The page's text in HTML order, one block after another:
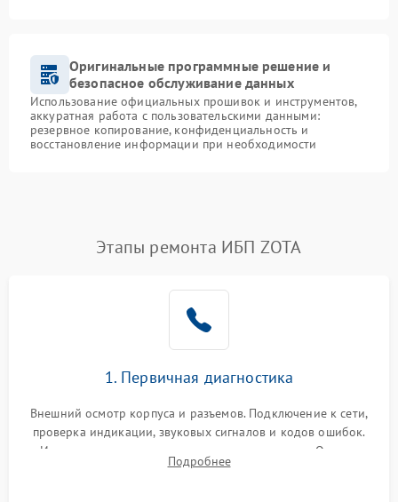
Оригинальные программные решение и
безопасное обслуживание данных
Использование официальных прошивок и инструментов,
аккуратная работа с пользовательскими данными:
резервное копирование, конфиденциальность и
восстановление информации при необходимости
Этапы ремонта ИБП ZOTA
1. Первичная диагностика
Внешний осмотр корпуса и разъемов. Подключение к сети,
проверка индикации, звуковых сигналов и кодов ошибок.
Измерение входного и выходного напряжения. Оценка
реакции ИБП на отключение основного питания без
Подробнее